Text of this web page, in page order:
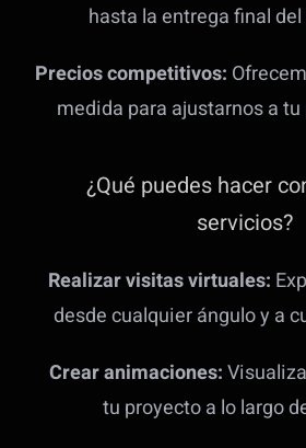
hasta la entrega final
Precios competitivos:
medida para ajustarnos a
¿Qué puedes hacer
servicios?
Realizar visitas virtuales:
desde cualquier ángulo y a
Crear animaciones:
tu proyecto a lo largo